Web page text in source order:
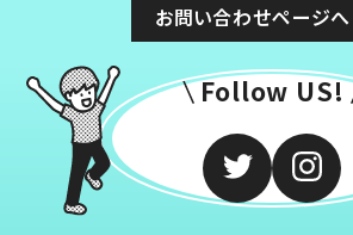
お問い合わせページへ
Follow US!